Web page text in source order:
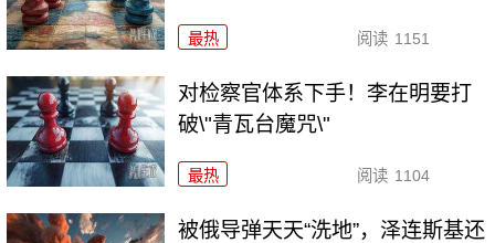
最热 阅读 1151
对检察官体系下手！李在明要打
破\"青瓦台魔咒\"
最热 阅读 1104
被俄导弹天天“洗地”，泽连斯基还